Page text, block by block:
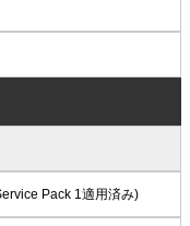
Pack 1適用済み)